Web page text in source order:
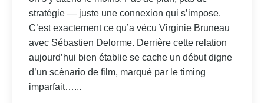
stratégie — juste une connexion qui s’impose.
C’est exactement ce qu’a vécu Virginie Bruneau
avec Sébastien Delorme. Derrière cette relation
aujourd’hui bien établie se cache un début digne
d’un scénario de film, marqué par le timing
imparfait…...